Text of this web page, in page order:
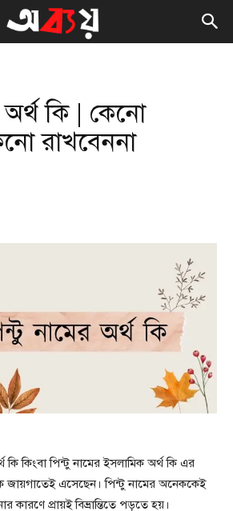
অর্থ কি | কেনো
রাখবেননা
কি কিংবা পিন্টু নামের ইসলামিক অর্থ কি এর
জায়গাতেই এসেছেন। পিন্টু নামের অনেককেই
কারণে প্রায়ই বিভ্রান্তিতে পড়তে হয়।